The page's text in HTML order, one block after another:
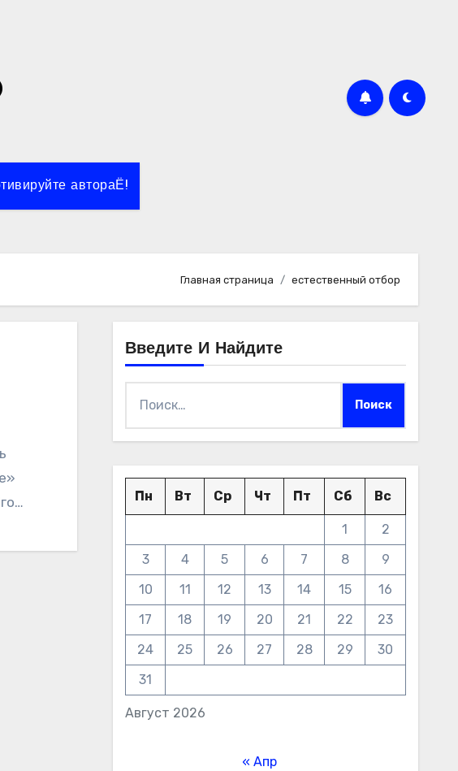
автораЁ!
Главная страница естественный отбор
Введите И Найдите
Август 2026
Пн Вт Ср Чт Пт Сб Вс
1
2
3
4 5 6 7 8
9
10
11 12 13 14 15
16
17
18 19 20 21 22
23
24
25 26 27 28 29
30
31
« Апр